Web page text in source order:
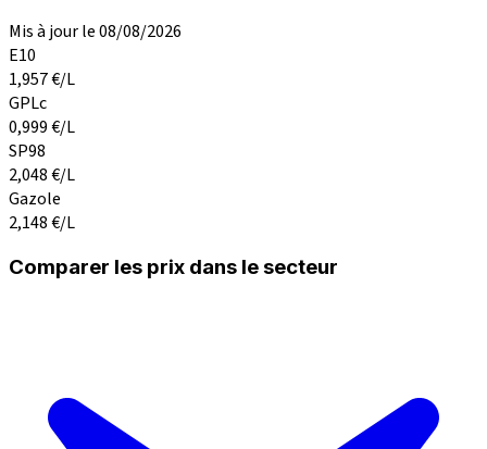
Mis à jour le 08/08/2026
E10
1,957€/L
GPLc
0,999€/L
SP98
2,048€/L
Gazole
2,148€/L
Comparer les prix dans le secteur